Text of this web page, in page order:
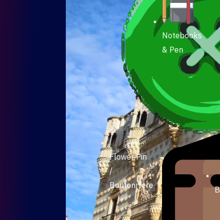
Flower Pin
/
Boutonniere
Notebooks
& Pen